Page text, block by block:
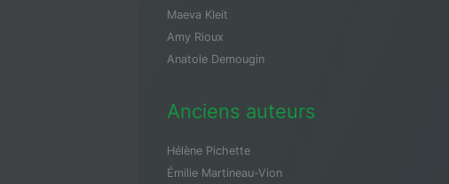
Maeva Kleit
Amy Rioux
Anatole Demougin
Anciens auteurs
Hélène Pichette
Émilie Martineau-Vion